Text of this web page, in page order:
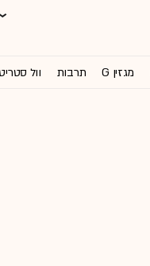
מגזין G תרבות וול